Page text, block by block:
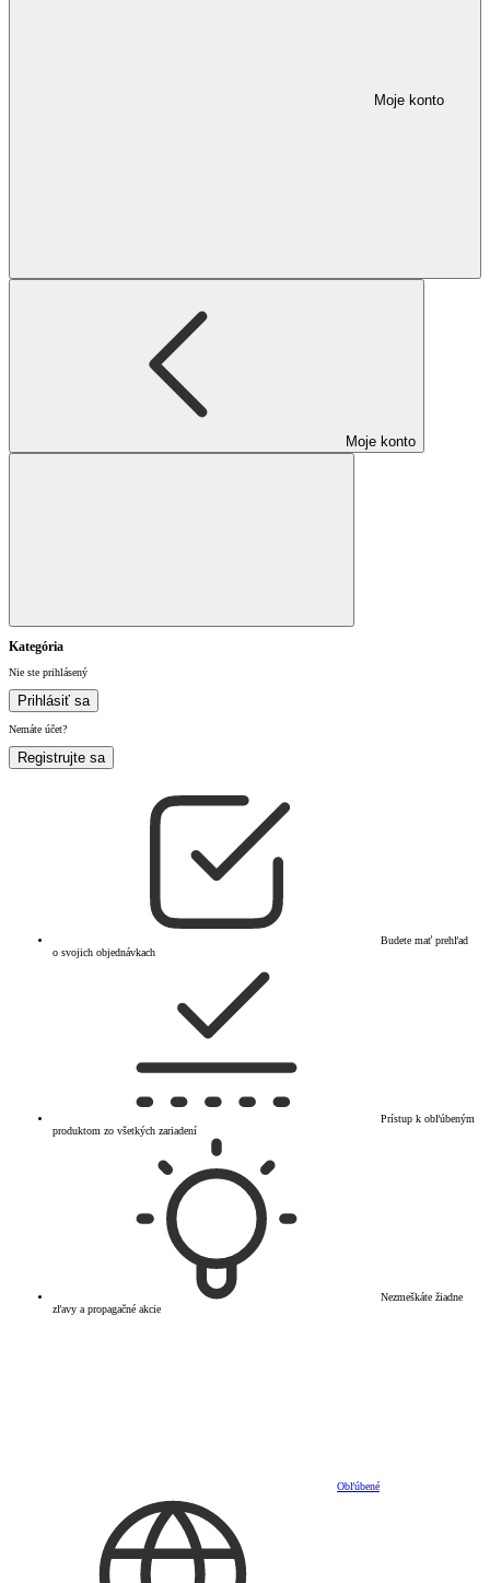
Moje konto
Moje konto
Kategória
Nie ste prihlásený
Prihlásiť sa
Nemáte účet?
Registrujte sa
Budete mať prehľad
o svojich objednávkach
Prístup k obľúbeným
produktom zo všetkých zariadení
Nezmeškáte žiadne
zľavy a propagačné akcie
Obľúbené